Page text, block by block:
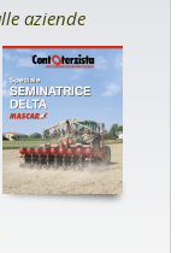
aziende